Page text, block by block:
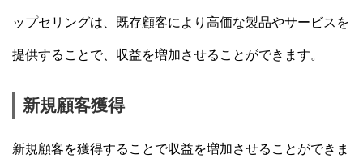
ップセリングは、既存顧客により高価な製品やサービスを
提供することで、収益を増加させることができます。
新規顧客獲得
新規顧客を獲得することで収益を増加させることができま